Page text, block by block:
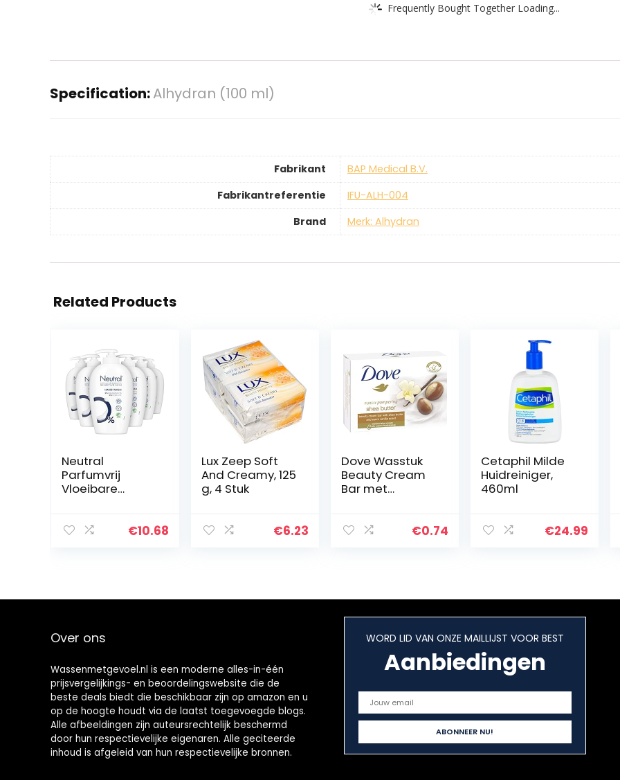
Frequently Bought Together Loading...
Specification:Alhydran (100 ml)
Fabrikant
‎BAP Medical B.V.
Fabrikantreferentie
‎IFU-ALH-004
Brand
Merk: Alhydran
Related Products
Neutral
Parfumvrij
Vloeibare
speciaal
€10.68
Lux Zeep Soft
And Creamy, 125
g, 4 Stuk
€6.23
Dove Wasstuk
Beauty Cream
Bar met
moisturizer en
€0.74
Cetaphil Milde
Huidreiniger,
460ml
€24.99
Over ons
Wassenmetgevoel.nl is een moderne alles-in-één
prijsvergelijkings- en beoordelingswebsite die de
beste deals biedt die beschikbaar zijn op amazon en u
op de hoogte houdt via de laatst toegevoegde blogs.
Alle afbeeldingen zijn auteursrechtelijk beschermd
door hun respectievelijke eigenaren. Alle geciteerde
inhoud is afgeleid van hun respectievelijke bronnen.
WORD LID VAN ONZE MAILLIJST VOOR BEST
Aanbiedingen